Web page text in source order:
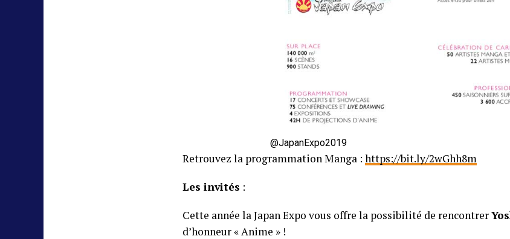
@JapanExpo2019
Retrouvez la programmation Manga : https://bit.ly/2wGhh8m
Les invités :
Cette année la Japan Expo vous offre la possibilité de rencontrer
d’honneur « Anime » !